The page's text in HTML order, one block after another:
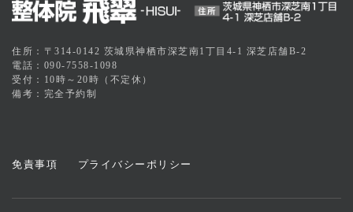
住所：〒314-0142 茨城県神栖市深芝南1丁目4-1 深芝店舗B-2
電話：090-7558-1098
受付：10時～20時（不定休）
備考：完全予約制
免責事項 プライバシーポリシー